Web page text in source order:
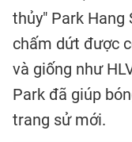
thủy" Park
chấm dứt được
và giống như
Park đã giúp
trang sử mới.